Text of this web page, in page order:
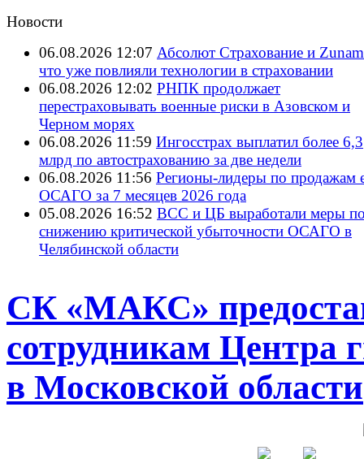
Новости
06.08.2026 12:07 Абсолют Страхование и
что уже повлияли технологии в страховании
06.08.2026 12:02 РНПК продолжает
перестраховывать военные риски в Азовском и
Черном морях
06.08.2026 11:59 Ингосстрах выплатил более 6,3
млрд по автострахованию за две недели
06.08.2026 11:56 Регионы-лидеры по продажам
ОСАГО за 7 месяцев 2026 года
05.08.2026 16:52 ВСС и ЦБ выработали меры
снижению критической убыточности ОСАГО в
Челябинской области
СК «МАКС»
сотрудникам Центра
в Московской области